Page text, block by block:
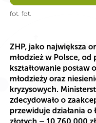
fot. fot.
ZHP, jako największa
młodzież w Polsce,
kształtowanie postaw
młodzieży oraz
kryzysowych.
zdecydowało o
przewiduje działania o